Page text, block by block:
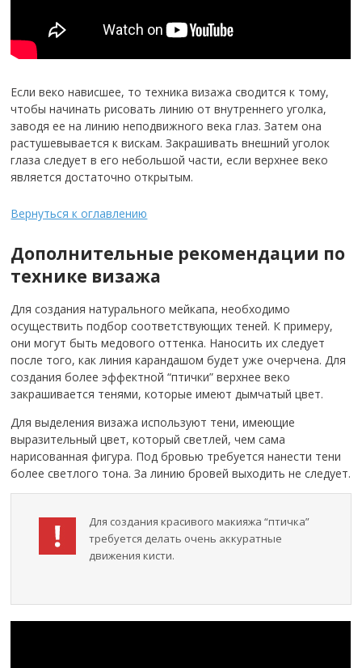
Если веко нависшее, то техника визажа сводится к тому,
чтобы начинать рисовать линию от внутреннего уголка,
заводя ее на линию неподвижного века глаз. Затем она
растушевывается к вискам. Закрашивать внешний уголок
глаза следует в его небольшой части, если верхнее веко
является достаточно открытым.
Вернуться к оглавлению
Дополнительные рекомендации по
технике визажа
Для создания натурального мейкапа, необходимо
осуществить подбор соответствующих теней. К примеру,
они могут быть медового оттенка. Наносить их следует
после того, как линия карандашом будет уже очерчена. Для
создания более эффектной “птички” верхнее веко
закрашивается тенями, которые имеют дымчатый цвет.
Для выделения визажа используют тени, имеющие
выразительный цвет, который светлей, чем сама
нарисованная фигура. Под бровью требуется нанести тени
более светлого тона. За линию бровей выходить не следует.
Для создания красивого макияжа “птичка”
требуется делать очень аккуратные
движения кисти.